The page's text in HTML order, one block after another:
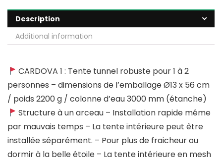
Description
Additional information
CARDOVA 1 : Tente tunnel robuste pour 1 à 2
personnes – dimensions de l’emballage Ø13 x 56 cm
/ poids 2200 g / colonne d’eau 3000 mm (étanche)
Structure à un arceau – Installation rapide même
par mauvais temps – La tente intérieure peut être
installée séparément. – Pour plus de fraicheur ou
dormir à la belle étoile – La tente intérieure en mesh